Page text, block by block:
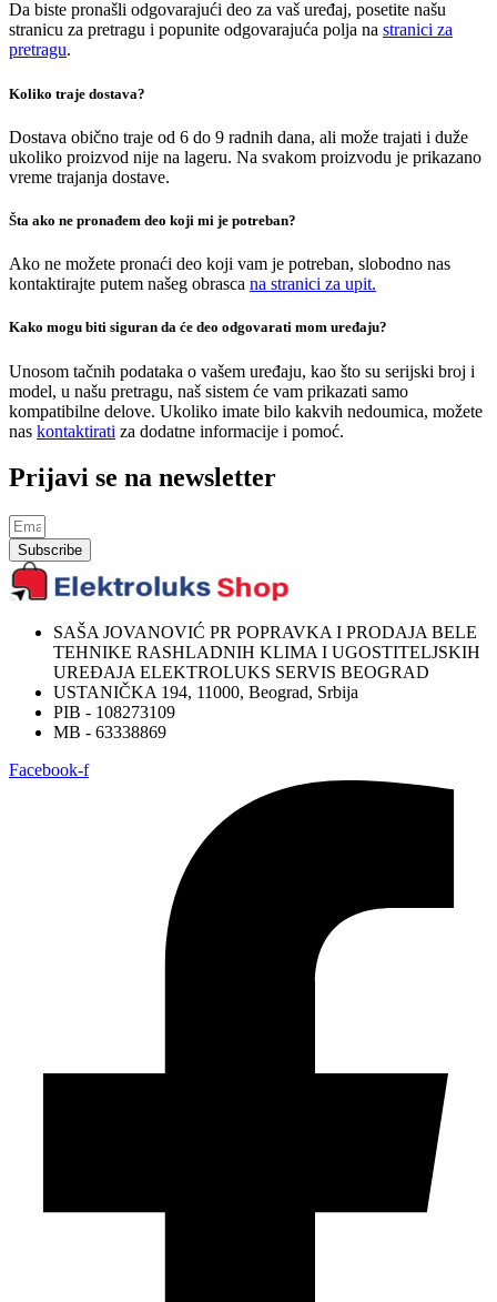
Da biste pronašli odgovarajući deo za vaš uređaj, posetite našu
stranicu za pretragu i popunite odgovarajuća polja na stranici za
pretragu.
Koliko traje dostava?
Dostava obično traje od 6 do 9 radnih dana, ali može trajati i duže
ukoliko proizvod nije na lageru. Na svakom proizvodu je prikazano
vreme trajanja dostave.
Šta ako ne pronađem deo koji mi je potreban?
Ako ne možete pronaći deo koji vam je potreban, slobodno nas
kontaktirajte putem našeg obrasca na stranici za upit.
Kako mogu biti siguran da će deo odgovarati mom uređaju?
Unosom tačnih podataka o vašem uređaju, kao što su serijski broj i
model, u našu pretragu, naš sistem će vam prikazati samo
kompatibilne delove. Ukoliko imate bilo kakvih nedoumica, možete
nas kontaktirati za dodatne informacije i pomoć.
Prijavi se na newsletter
Subscribe
SAŠA JOVANOVIĆ PR POPRAVKA I PRODAJA BELE
TEHNIKE RASHLADNIH KLIMA I UGOSTITELJSKIH
UREĐAJA ELEKTROLUKS SERVIS BEOGRAD
USTANIČKA 194, 11000, Beograd, Srbija
PIB - 108273109
MB - 63338869
Facebook-f